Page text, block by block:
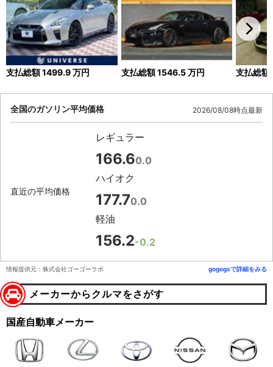
支払総額1499.9万円 支払総額1546.5万円 支払総額
全国のガソリン平均価格 2026/08/08時点最新
直近の平均価格
レギュラー
166.60.0
ハイオク
177.70.0
軽油
156.2-0.2
情報提供元：株式会社ゴーゴーラボ gogogsで詳細をみる
メーカーからクルマをさがす
国産自動車メーカー